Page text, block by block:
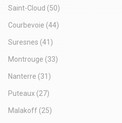
Saint-Cloud (50)
Courbevoie (44)
Suresnes (41)
Montrouge (33)
Nanterre (31)
Puteaux (27)
Malakoff (25)